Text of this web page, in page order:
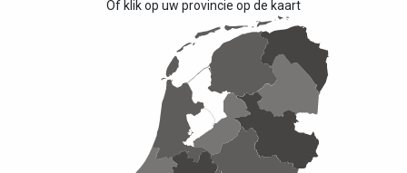
Of klik op uw provincie op de kaart